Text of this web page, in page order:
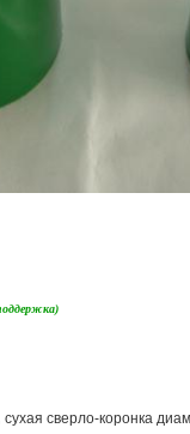
сухая сверло-коронка